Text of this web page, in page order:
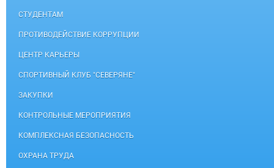
СТУДЕНТАМ
ПРОТИВОДЕЙСТВИЕ КОРРУПЦИИ
ЦЕНТР КАРЬЕРЫ
СПОРТИВНЫЙ КЛУБ "СЕВЕРЯНЕ"
ЗАКУПКИ
КОНТРОЛЬНЫЕ МЕРОПРИЯТИЯ
КОМПЛЕКСНАЯ БЕЗОПАСНОСТЬ
ОХРАНА ТРУДА